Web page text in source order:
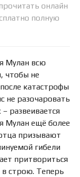
онлайн
полную
Мулан всю
чтобы не
катастрофы
не разочаровать
развеивается
Мулан ещё более
призывают
гибели
притвориться
строю. Теперь